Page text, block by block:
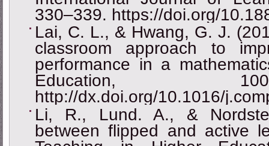
330‒339. https://doi.org/
Lai, C. L., & Hwang, G. J.
classroom approach to
performance in a
Education,
http://dx.doi.org/10.1016/
Li, R., Lund. A., &
between flipped and active